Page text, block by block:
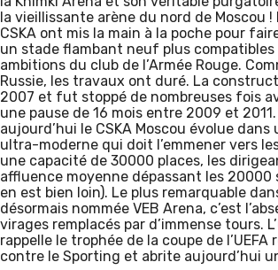
la vieillissante arène du nord de Moscou
CSKA ont mis la main à la poche pour
un stade flambant neuf plus compatibles
ambitions du club de l’Armée Rouge.
Russie, les travaux ont duré. La
2007 et fut stoppé de nombreuses fois
une pause de 16 mois entre 2009 et 2011.
aujourd’hui le CSKA Moscou évolue
ultra-moderne qui doit l’emmener vers
une capacité de 30000 places, les
affluence moyenne dépassant les 20000
en est bien loin). Le plus remarquable
désormais nommée VEB Arena, c’est
virages remplacés par d’immense tours.
rappelle le trophée de la coupe de
contre le Sporting et abrite aujourd’hui